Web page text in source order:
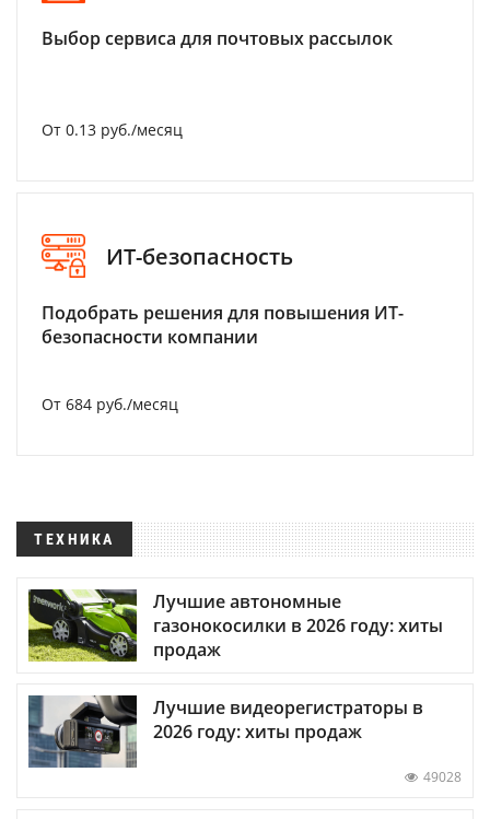
Выбор сервиса для почтовых рассылок
От 0.13 руб./месяц
ИТ-безопасность
Подобрать решения для повышения ИТ-
безопасности компании
От 684 руб./месяц
ТЕХНИКА
Лучшие автономные
газонокосилки в 2026 году: хиты
продаж
Лучшие видеорегистраторы в
2026 году: хиты продаж
49028